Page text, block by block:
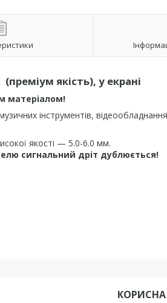
якість), у екрані
матеріалом!
інструментів,
якості — 5.0-6.0 мм.
сигнальний дріт дублюється!